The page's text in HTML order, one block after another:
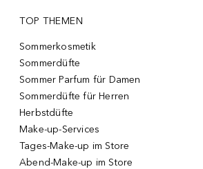
TOP THEMEN
Sommerkosmetik
Sommerdüfte
Sommer Parfum für Damen
Sommerdüfte für Herren
Herbstdüfte
Make-up-Services
Tages-Make-up im Store
Abend-Make-up im Store